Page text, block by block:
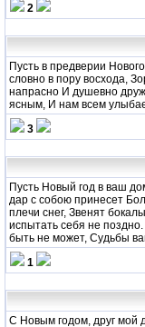
2
Пусть в предверии
словно в пору восхода,
напрасно И душевно
ясным, И нам всем
3
Пусть Hовый год в ваш
дар с собою принесет
плечи снег, Звенят
испытать себя не
быть не может, Судьбы
1
С Hовым годом, друг мой